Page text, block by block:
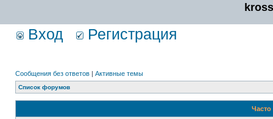
Вход Регистрация
Сообщения без ответов | Активные темы
Список форумов